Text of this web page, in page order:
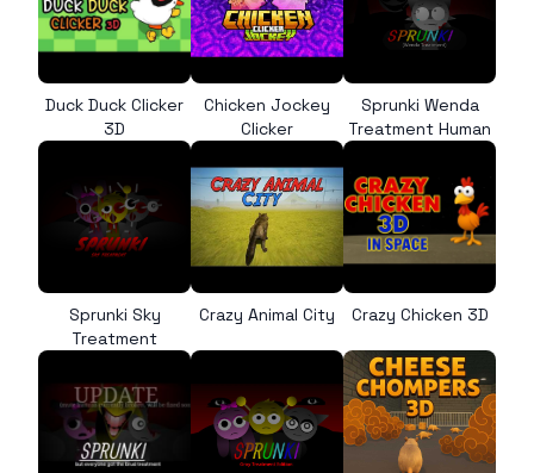
Duck Duck Clicker
3D
Chicken Jockey
Clicker
Sprunki Wenda
Treatment Human
Sprunki Sky
Treatment
Crazy Animal City Crazy Chicken 3D